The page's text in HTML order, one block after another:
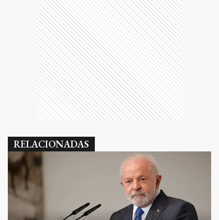
RELACIONADAS